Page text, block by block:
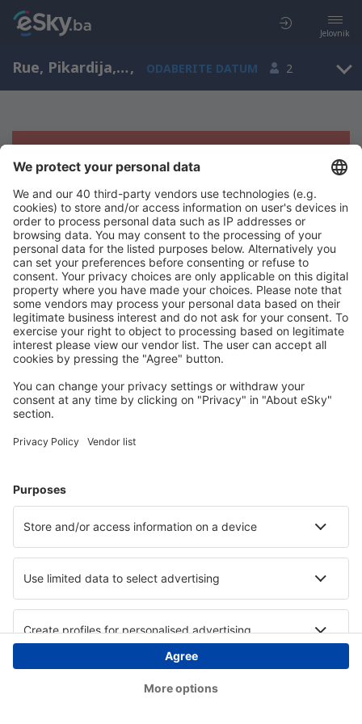
Jelovnik
Rue, Pikardija, Francuska, ODABERITE DATUM 2
Žao nam je, ne možemo da prikažemo
rezultate
Pokušajte još jednom kad izaberete druge kriterijume
Copyright © eSky.ba. Sva prava zadržana.